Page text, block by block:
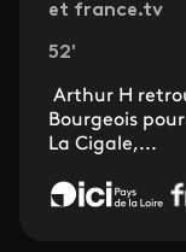
et france.tv
52'
Arthur H
Bourgeois
La Cigale,...